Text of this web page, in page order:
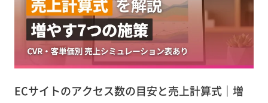
ECサイトのアクセス数の目安と売上計算式｜増